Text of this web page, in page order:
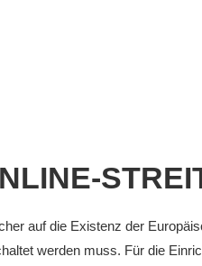
auf die Existenz der
werden muss. Für die